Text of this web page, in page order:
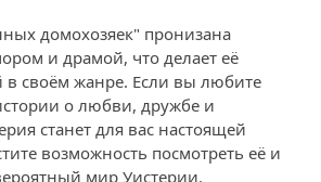
домохозяек" пронизана
и драмой, что делает её
в своём жанре. Если вы любите
о любви, дружбе и
станет для вас настоящей
возможность посмотреть её и
мир Уистерии.